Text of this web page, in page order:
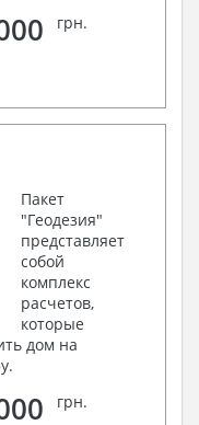
грн.
Пакет
"Геодезия"
представляет
собой
комплекс
расчетов,
которые
дом на
грн.